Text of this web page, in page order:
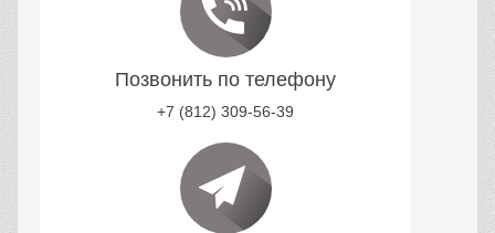
Позвонить по телефону
+7 (812) 309-56-39